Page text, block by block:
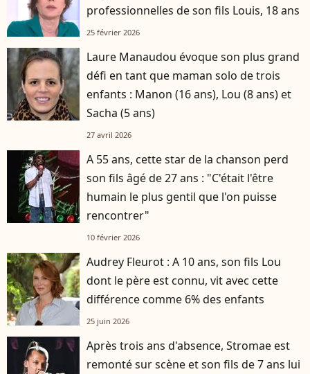
professionnelles de son fils Louis, 18 ans
25 février 2026
Laure Manaudou évoque son plus grand
défi en tant que maman solo de trois
enfants : Manon (16 ans), Lou (8 ans) et
Sacha (5 ans)
27 avril 2026
A 55 ans, cette star de la chanson perd
son fils âgé de 27 ans : "C'était l'être
humain le plus gentil que l'on puisse
rencontrer"
10 février 2026
Audrey Fleurot : A 10 ans, son fils Lou
dont le père est connu, vit avec cette
différence comme 6% des enfants
25 juin 2026
Après trois ans d'absence, Stromae est
remonté sur scène et son fils de 7 ans lui